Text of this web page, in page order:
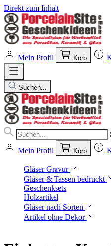
Direkt zum Inhalt
Mein Profil Korb
Suchen...
Mein Profil Korb
Gläser Gravur
Gläser & Tassen bedruckt
Geschenksets
Holzartikel
Gläser nach Sorten
Artikel ohne Dekor